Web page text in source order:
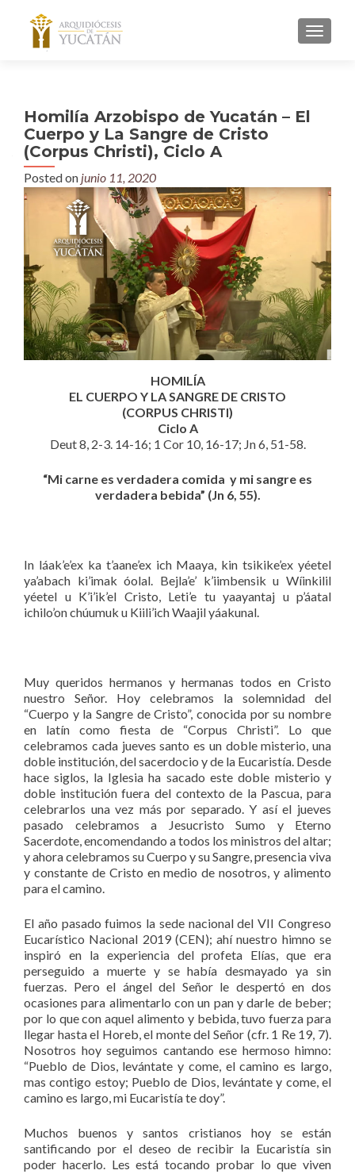
MENU
Homilía Arzobispo de Yucatán – El
Cuerpo y La Sangre de Cristo
(Corpus Christi), Ciclo A
Posted on junio 11, 2020
HOMILÍA
EL CUERPO Y LA SANGRE DE CRISTO
(CORPUS CHRISTI)
Ciclo A
Deut 8, 2-3. 14-16; 1 Cor 10, 16-17; Jn 6, 51-58.
“Mi carne es verdadera comida y mi sangre es
verdadera bebida” (Jn 6, 55).
In láak’e’ex ka t’aane’ex ich Maaya, kin tsikike’ex yéetel
ya’abach ki’imak óolal. Bejla’e’ k’iimbensik u Wíinkilil
yéetel u K’i’ik’el Cristo, Leti’e tu yaayantaj u p’áatal
ichilo’on chúumuk u Kiili’ich Waajil yáakunal.
Muy queridos hermanos y hermanas todos en Cristo
nuestro Señor. Hoy celebramos la solemnidad del
“Cuerpo y la Sangre de Cristo”, conocida por su nombre
en latín como fiesta de “Corpus Christi”. Lo que
celebramos cada jueves santo es un doble misterio, una
doble institución, del sacerdocio y de la Eucaristía. Desde
hace siglos, la Iglesia ha sacado este doble misterio y
doble institución fuera del contexto de la Pascua, para
celebrarlos una vez más por separado. Y así el jueves
pasado celebramos a Jesucristo Sumo y Eterno
Sacerdote, encomendando a todos los ministros del altar;
y ahora celebramos su Cuerpo y su Sangre, presencia viva
y constante de Cristo en medio de nosotros, y alimento
para el camino.
El año pasado fuimos la sede nacional del VII Congreso
Eucarístico Nacional 2019 (CEN); ahí nuestro himno se
inspiró en la experiencia del profeta Elías, que era
perseguido a muerte y se había desmayado ya sin
fuerzas. Pero el ángel del Señor le despertó en dos
ocasiones para alimentarlo con un pan y darle de beber;
por lo que con aquel alimento y bebida, tuvo fuerza para
llegar hasta el Horeb, el monte del Señor (cfr. 1 Re 19, 7).
Nosotros hoy seguimos cantando ese hermoso himno:
“Pueblo de Dios, levántate y come, el camino es largo,
mas contigo estoy; Pueblo de Dios, levántate y come, el
camino es largo, mi Eucaristía te doy”.
Muchos buenos y santos cristianos hoy se están
santificando por el deseo de recibir la Eucaristía sin
poder hacerlo. Les está tocando probar lo que viven